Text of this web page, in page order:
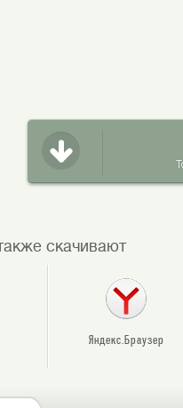
скачивают
Яндекс.Браузер